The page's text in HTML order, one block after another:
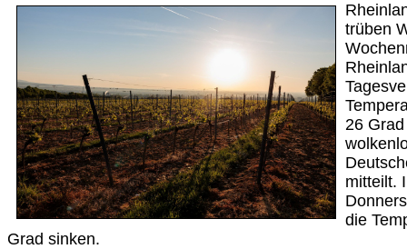
trüben
26
mitteilt.
die
Grad sinken.